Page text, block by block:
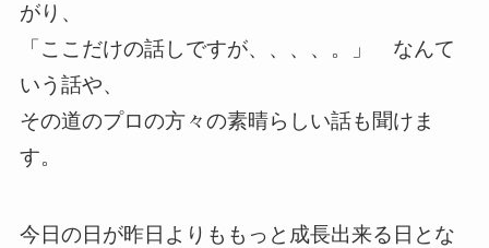
がり、
「ここだけの話しですが、、、、。」 なんて
いう話や、
その道のプロの方々の素晴らしい話も聞けま
す。
今日の日が昨日よりももっと成長出来る日とな